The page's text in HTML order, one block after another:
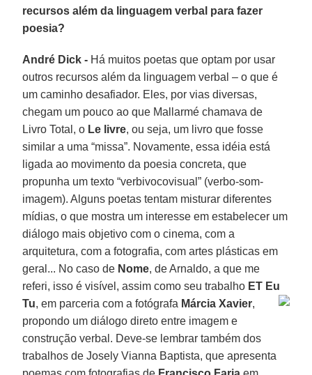
recursos além da linguagem verbal para fazer
poesia?
André Dick - Há muitos poetas que optam por usar
outros recursos além da linguagem verbal – o que é
um caminho desafiador. Eles, por vias diversas,
chegam um pouco ao que Mallarmé chamava de
Livro Total, o Le livre, ou seja, um livro que fosse
similar a uma “missa”. Novamente, essa idéia está
ligada ao movimento da poesia concreta, que
propunha um texto “verbivocovisual” (verbo-som-
imagem). Alguns poetas tentam misturar diferentes
mídias, o que mostra um interesse em estabelecer um
diálogo mais objetivo com o cinema, com a
arquitetura, com a fotografia, com artes plásticas em
geral... No caso de Nome, de Arnaldo, a que me
referi, isso é visível, assim como seu trabalho ET Eu
Tu, em parceria com a fotógrafa Márcia Xavier,
propondo um diálogo direto entre imagem e
construção verbal. Deve-se lembrar também dos
trabalhos de Josely Vianna Baptista, que apresenta